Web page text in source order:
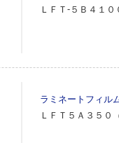
ＬＦＴ‐５Ｂ４１
ラミネートフィ
ＬＦＴ５Ａ３５０